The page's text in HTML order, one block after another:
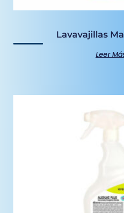
Lavavajillas
Leer